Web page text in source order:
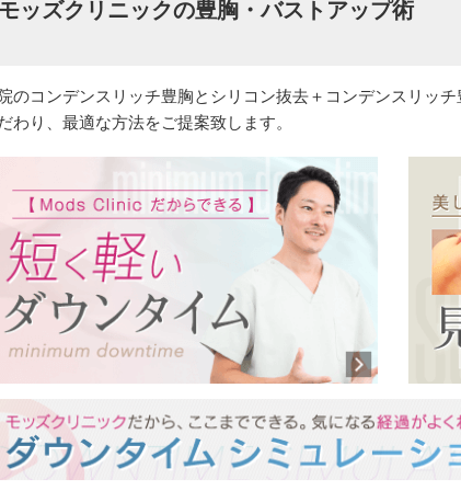
ッズクリニックの豊胸・バストアップ術
のコンデンスリッチ豊胸とシリコン抜去＋コンデンスリッ
わり、最適な方法をご提案致します。